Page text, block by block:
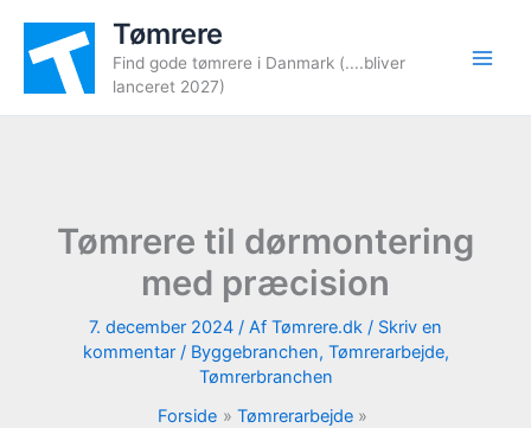
indholdet
Tømrere
Find gode tømrere i Danmark (....bliver
lanceret 2027)
Tømrere til dørmontering
med præcision
7. december 2024 / Af Tømrere.dk / Skriv en
kommentar / Byggebranchen, Tømrerarbejde,
Tømrerbranchen
Forside
Tømrerarbejde